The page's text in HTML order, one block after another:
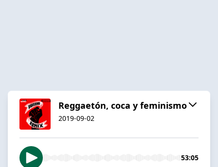
Reggaetón, coca y feminismo
2019-09-02
53:05